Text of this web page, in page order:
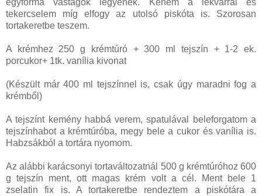
egyforma vastagok legyenek. Kenem a lekvárral és
tekercselem míg elfogy az utolsó piskóta is. Szorosan
tortakeretbe teszem.
A krémhez 250 g krémtúró + 300 ml tejszín + 1-2 ek.
porcukor+ 1tk. vanília kivonat
(Készült már 400 ml tejszínnel is, csak úgy maradni fog a
krémből)
A tejszínt kemény habbá verem, spatulával beleforgatom a
tejszínhabot a krémtúróba, megy bele a cukor és vanília is.
Habzsákból a tortára nyomom.
Az alábbi karácsonyi tortaváltozatnál 500 g krémtúróhoz 600
g tejszín ment, ott magas krém volt a cél. Ment bele 1
zselatin fix is. A tortakeretbe rendeztem a piskótára a